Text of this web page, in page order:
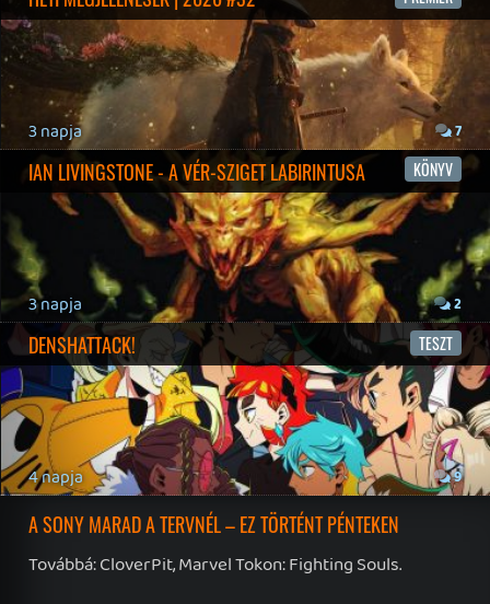
19 éve videójáték minden nap! Copyright 365 Media Kft
Impresszum | Hirdetési ajánlatunk |
Felhasználási feltételek
| Adatvédelmi elveink |
Sütik
Hírek | Cikkek | Podcastok | Blogok |
RSS | Blog RSS | Podcast RSS |